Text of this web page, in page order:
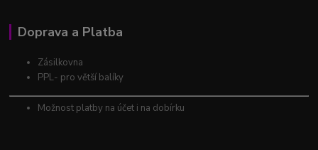
Doprava a Platba
Zásilkovna
PPL- pro větší balíky
Možnost platby na účet i na dobírku